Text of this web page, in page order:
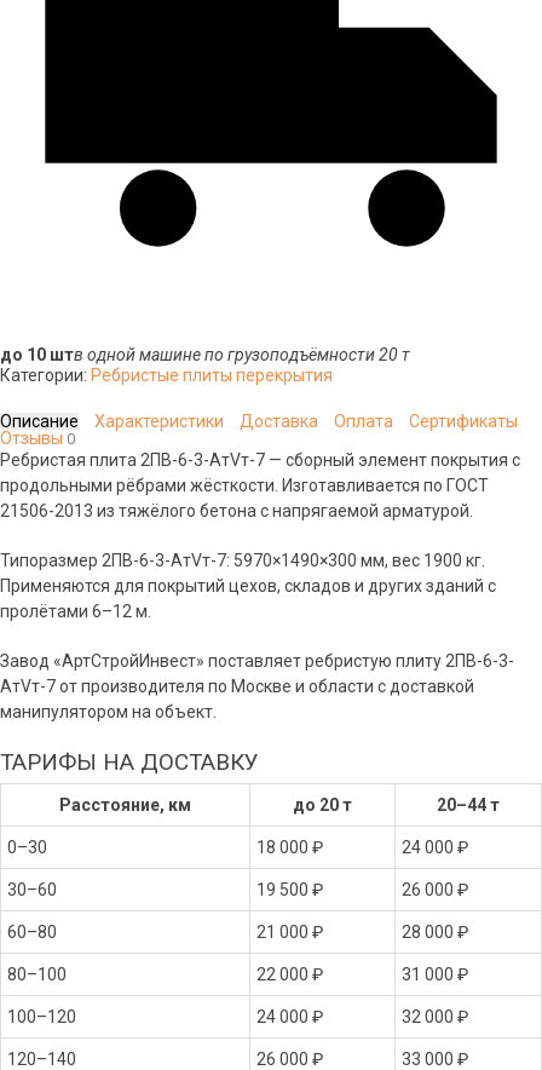
до 10 штв одной машине по грузоподъёмности 20 т
Категории: Ребристые плиты перекрытия
Описание Характеристики Доставка Оплата
Сертификаты
Отзывы 0
Ребристая плита 2ПВ-6-3-АтVт-7 — сборный элемент покрытия с
продольными рёбрами жёсткости. Изготавливается по ГОСТ
21506-2013 из тяжёлого бетона с напрягаемой арматурой.
Типоразмер 2ПВ-6-3-АтVт-7: 5970×1490×300 мм, вес 1900 кг.
Применяются для покрытий цехов, складов и других зданий с
пролётами 6–12 м.
Завод «АртСтройИнвест» поставляет ребристую плиту 2ПВ-6-3-
АтVт-7 от производителя по Москве и области с доставкой
манипулятором на объект.
ТАРИФЫ НА ДОСТАВКУ
Расстояние, км до 20 т 20–44 т
0–30 18 000 ₽ 24 000 ₽
30–60 19 500 ₽ 26 000 ₽
60–80 21 000 ₽ 28 000 ₽
80–100 22 000 ₽ 31 000 ₽
100–120 24 000 ₽ 32 000 ₽
120–140 26 000 ₽ 33 000 ₽